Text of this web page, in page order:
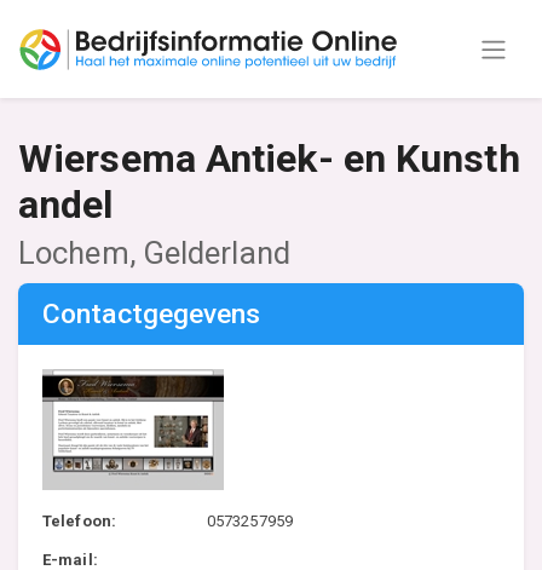
Wiersema Antiek- en Kunsth
andel
Lochem, Gelderland
Contactgegevens
Telefoon: 0573257959
E-mail: